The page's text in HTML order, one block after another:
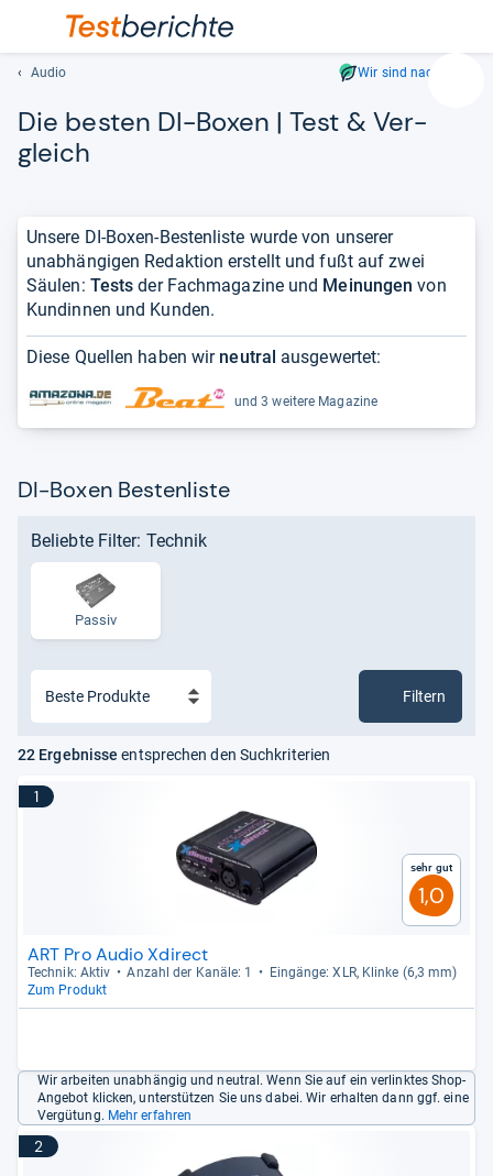
und
den
Audio Wir sind nachhaltig
Die bes­ten DI-​Boxen | Test & Ver­
gleich
Unsere DI-Boxen-Bestenliste wurde von unserer
unabhängigen Redaktion erstellt und fußt auf zwei
Säulen: Tests der Fachmagazine und Meinungen von
Kundinnen und Kunden.
Diese Quellen haben wir neutral ausgewertet:
und 3 weitere Magazine
DI-Boxen Bestenliste
Beliebte Filter: Technik
Passiv
Filtern
22 Ergebnisse entsprechen den Suchkriterien
1
Sehr gut
1,0
ART Pro Audio Xdirect
Tech­nik: Aktiv Anzahl der Kanäle: 1
Ein­gänge: XLR, Klinke (6,3 mm)
Zum Produkt
Wir arbeiten unabhängig und neutral. Wenn Sie auf ein verlinktes Shop-
Angebot klicken, unterstützen Sie uns dabei. Wir erhalten dann ggf. eine
Vergütung. Mehr erfahren
2